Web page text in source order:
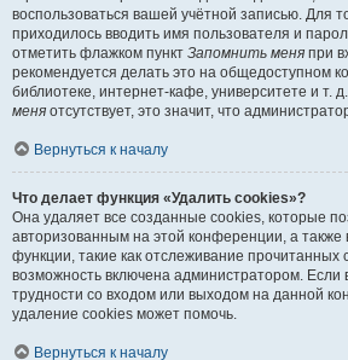
воспользоваться вашей учётной записью. Для
приходилось вводить имя пользователя и
отметить флажком пункт Запомнить меня при
рекомендуется делать это на общедоступном
библиотеке, интернет-кафе, университете и т.
меня отсутствует, это значит, что
Вернуться к началу
Что делает функция «Удалить cookies»?
Она удаляет все созданные cookies, которые
авторизованным на этой конференции, а также
функции, такие как отслеживание прочитанных
возможность включена администратором. Если
трудности со входом или выходом на данной
удаление cookies может помочь.
Вернуться к началу